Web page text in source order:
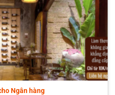
Ngân hàng